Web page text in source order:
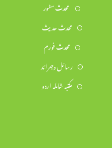
محدث سٹور
محدث حدیث
محدث فورم
رسائل وجرائد
مکتبہ شاملہ اردو